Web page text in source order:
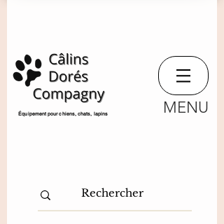
​Équipement pour chiens, chats, lapins MENU